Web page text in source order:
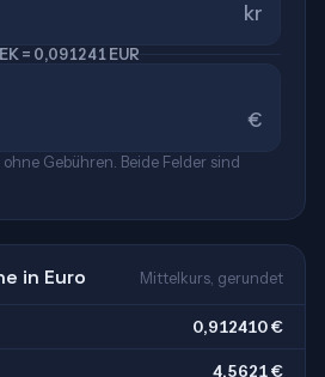
kr
= 0,091241 EUR
€
Gebühren. Beide Felder sind
in Euro Mittelkurs, gerundet
0,912410 €
4,5621 €